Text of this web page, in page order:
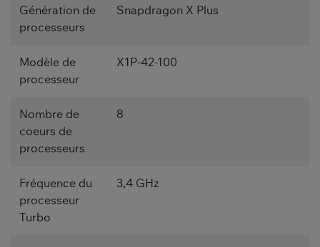
Génération de
processeurs
Snapdragon X Plus
Modèle de
processeur
X1P-42-100
Nombre de
coeurs de
processeurs
8
Fréquence du
processeur
Turbo
3,4 GHz